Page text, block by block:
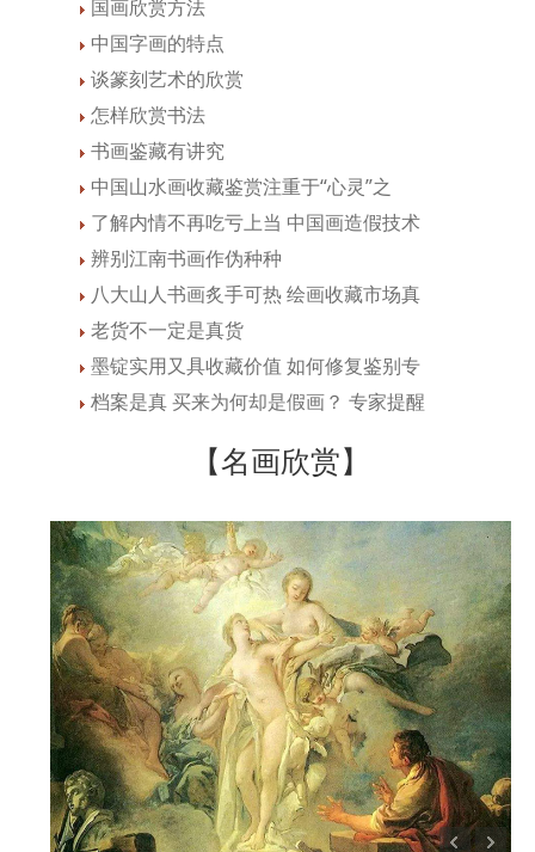
国画欣赏方法
中国字画的特点
谈篆刻艺术的欣赏
怎样欣赏书法
书画鉴藏有讲究
中国山水画收藏鉴赏注重于“心灵”之
了解内情不再吃亏上当 中国画造假技术
辨别江南书画作伪种种
八大山人书画炙手可热 绘画收藏市场真
老货不一定是真货
墨锭实用又具收藏价值 如何修复鉴别专
档案是真 买来为何却是假画？ 专家提醒
【名画欣赏】